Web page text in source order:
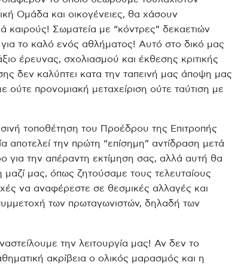
Ομάδα και οικογένειες, θα χάσουν
καιρούς! Σωματεία με “κόντρες” δεκαετιών
το καλό ενός αθλήματος! Αυτό στο δικό μας
έρευνας, σχολιασμού και έκθεσης κριτικής
δεν καλύπτει κατα την ταπεινή μας άποψη μας
προνομιακή μεταχείριση ούτε ταύτιση με
τοποθέτηση του Προέδρου της Επιτροπής
την πρώτη “επίσημη” αντίδραση μετά
την απέραντη εκτίμηση σας, αλλά αυτή θα
μας, όπως ζητούσαμε τους τελευταίους
να αναφέρεστε σε θεσμικές αλλαγές και
των πρωταγωνιστών, δηλαδή των
την λειτουργία μας! Αν δεν το
ακρίβεια ο ολικός μαρασμός και η